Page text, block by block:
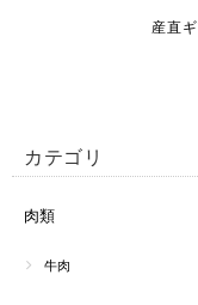
産直
カテゴリ
肉類
牛肉